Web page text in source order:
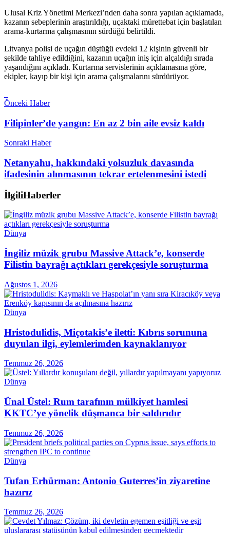
Ulusal Kriz Yönetimi Merkezi’nden daha sonra yapılan açıklamada,
kazanın sebeplerinin araştırıldığı, uçaktaki mürettebat için başlatılan
arama-kurtarma çalışmasının sürdüğü belirtildi.
Litvanya polisi de uçağın düştüğü evdeki 12 kişinin güvenli bir
şekilde tahliye edildiğini, kazanın uçağın iniş için alçaldığı sırada
yaşandığını açıkladı. Kurtarma servislerinin açıklamasına göre,
ekipler, kayıp bir kişi için arama çalışmalarını sürdürüyor.
Önceki Haber
Filipinler’de yangın: En az 2 bin aile evsiz kaldı
Sonraki Haber
Netanyahu, hakkındaki yolsuzluk davasında
ifadesinin alınmasının tekrar ertelenmesini istedi
İlgiliHaberler
Dünya
İngiliz müzik grubu Massive Attack’e, konserde
Filistin bayrağı açtıkları gerekçesiyle soruşturma
Ağustos 1, 2026
Dünya
Hristodulidis, Miçotakis’e iletti: Kıbrıs sorununa
duyulan ilgi, eylemlerimden kaynaklanıyor
Temmuz 26, 2026
Dünya
Ünal Üstel: Rum tarafının mülkiyet hamlesi
KKTC’ye yönelik düşmanca bir saldırıdır
Temmuz 26, 2026
Dünya
Tufan Erhürman: Antonio Guterres’in ziyaretine
hazırız
Temmuz 26, 2026